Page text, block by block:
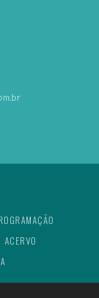
ACERVO